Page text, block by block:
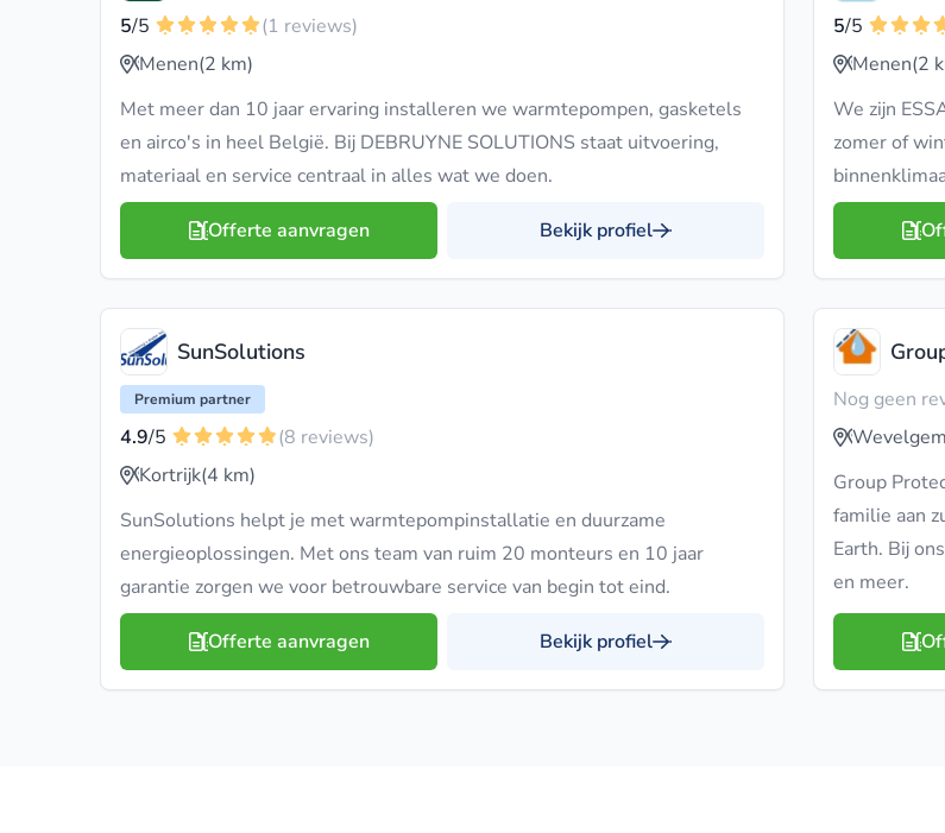
5/5
(1 reviews)
Menen(2 km)
Met meer dan 10 jaar ervaring installeren we warmtepompen, gasketels
en airco's in heel België. Bij DEBRUYNE SOLUTIONS staat uitvoering,
materiaal en service centraal in alles wat we doen.
Offerte aanvragen Bekijk profiel
5/5
Menen(2
We zijn
zomer of
SunSolutions
Premium partner
4.9/5
(8 reviews)
Kortrijk(4 km)
SunSolutions helpt je met warmtepompinstallatie en duurzame
energieoplossingen. Met ons team van ruim 20 monteurs en 10 jaar
garantie zorgen we voor betrouwbare service van begin tot eind.
Offerte aanvragen Bekijk profiel
Nog geen
Wevelgem
Group
familie aan
Earth. Bij
en meer.